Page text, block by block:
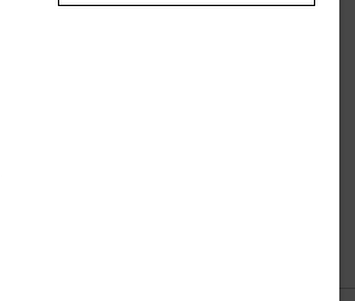
STIHL Συχνές ερωτήσεις